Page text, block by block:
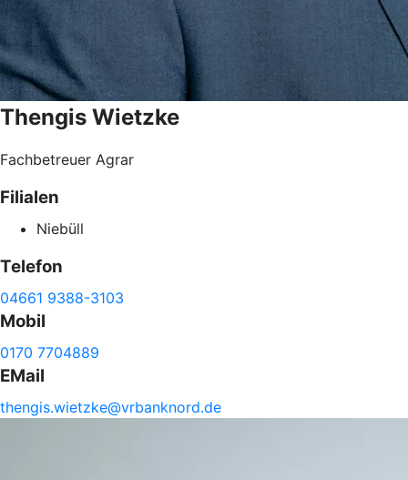
Thengis Wietzke
Fachbetreuer Agrar
Filialen
Niebüll
Telefon
04661 9388-3103
Mobil
0170 7704889
EMail
thengis.wietzke@vrbanknord.de